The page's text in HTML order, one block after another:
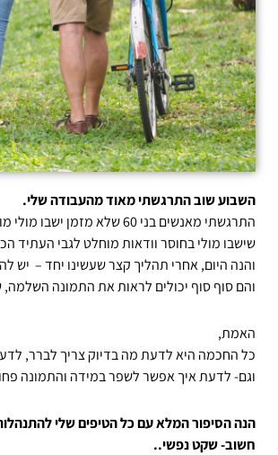
השבוע שוב התרגשתי מאוד מהעבודה שלי.
התרגשתי מאנשים בני 60 שלא מזמן ישבו מולי מוטרדים מאוד,
שישבו מולי בחוסר וודאות מוחלט לגבי העתיד
והנה היום, אחרי תהליך קצר שעשינו יחד – יש
והם סוף סוף יכולים לראות את התמונה
האמת,
כל החכמה היא לדעת מה בדיוק צריך לברר,
וגם- לדעת איך אפשר לשפר במידה והתמונה
הנה הסיפור המלא עם כל הטיפים שלי
חשוב- שקט נפשי..